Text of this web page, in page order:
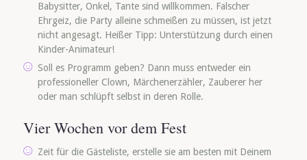
Babysitter, Onkel, Tante sind willkommen. Falscher
Ehrgeiz, die Party alleine schmeißen zu müssen, ist jetzt
nicht angesagt. Heißer Tipp: Unterstützung durch einen
Kinder-Animateur!
Soll es Programm geben? Dann muss entweder ein
professioneller Clown, Märchenerzähler, Zauberer her
oder man schlüpft selbst in deren Rolle.
Vier Wochen vor dem Fest
Zeit für die Gästeliste, erstelle sie am besten mit Deinem